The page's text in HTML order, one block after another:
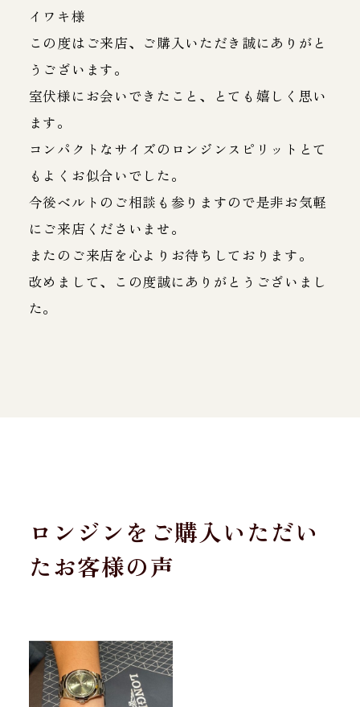
イワキ様
この度はご来店、ご購入いただき誠にありがと
うございます。
室伏様にお会いできたこと、とても嬉しく思い
ます。
コンパクトなサイズのロンジンスピリットとて
もよくお似合いでした。
今後ベルトのご相談も参りますので是非お気軽
にご来店くださいませ。
またのご来店を心よりお待ちしております。
改めまして、この度誠にありがとうございまし
た。
ロンジンをご購入いただい
たお客様の声